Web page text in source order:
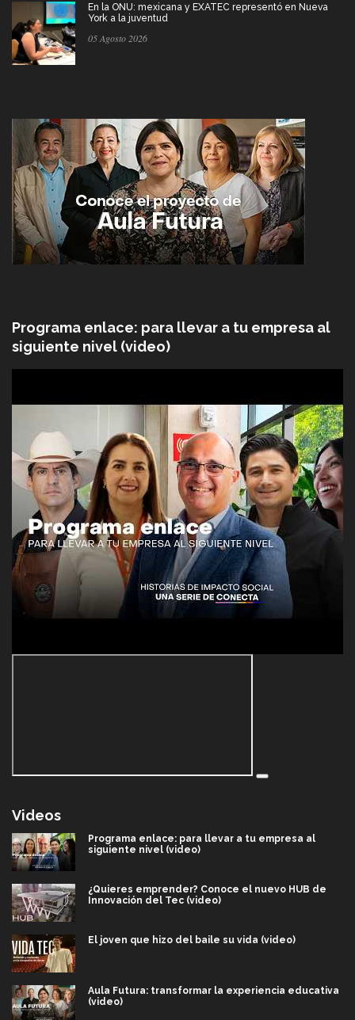
En la ONU: mexicana y EXATEC representó en Nueva
York a la juventud
05 Agosto 2026
Programa enlace: para llevar a tu empresa al
siguiente nivel (video)
Videos
Programa enlace: para llevar a tu empresa al
siguiente nivel (video)
¿Quieres emprender? Conoce el nuevo HUB de
Innovación del Tec (video)
El joven que hizo del baile su vida (video)
Aula Futura: transformar la experiencia educativa
(video)